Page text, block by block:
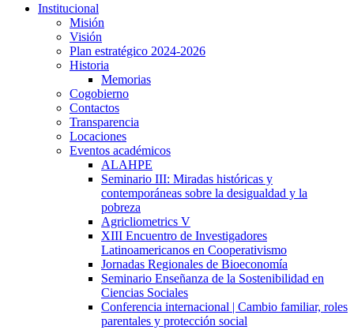
Institucional
Misión
Visión
Plan estratégico 2024-2026
Historia
Memorias
Cogobierno
Contactos
Transparencia
Locaciones
Eventos académicos
ALAHPE
Seminario III: Miradas históricas y
contemporáneas sobre la desigualdad y la
pobreza
Agricliometrics V
XIII Encuentro de Investigadores
Latinoamericanos en Cooperativismo
Jornadas Regionales de Bioeconomía
Seminario Enseñanza de la Sostenibilidad en
Ciencias Sociales
Conferencia internacional | Cambio familiar, roles
parentales y protección social